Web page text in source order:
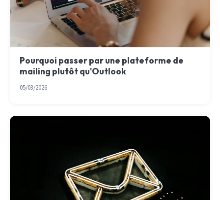
Pourquoi passer par une plateforme de
mailing plutôt qu'Outlook
05/03/2026